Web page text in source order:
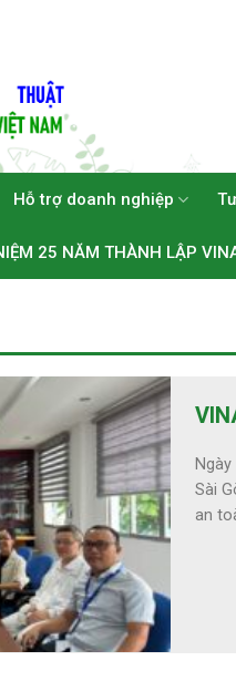
Hỗ trợ doanh nghiệp
25 NĂM THÀNH LẬP
Sài
an